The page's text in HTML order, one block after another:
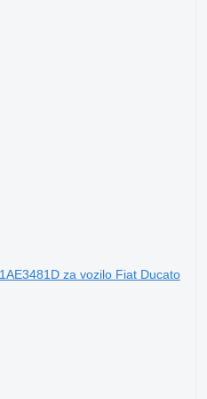
za vozilo Fiat Ducato